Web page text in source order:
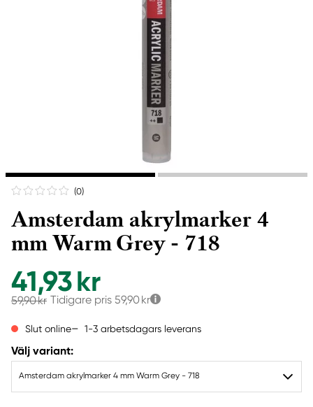
(0)
Amsterdam akrylmarker 4
mm Warm Grey - 718
41,93 kr
59,90 kr Tidigare pris 59,90 kr
Slut online 1-3 arbetsdagars leverans
Välj variant:
Amsterdam akrylmarker 4 mm Warm Grey - 718